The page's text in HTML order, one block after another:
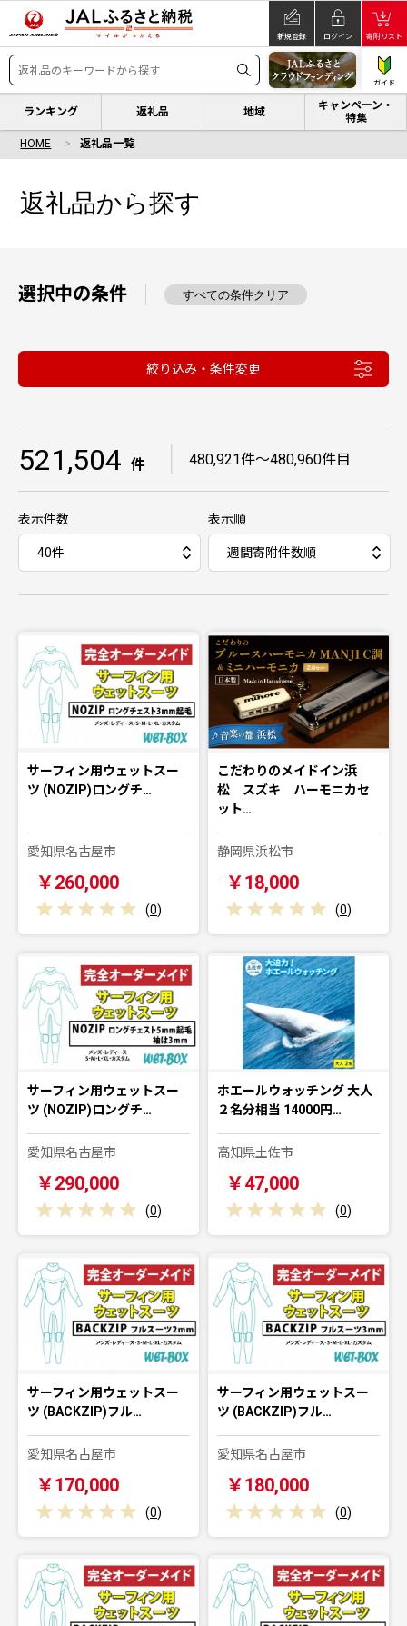
新規登録 ログイン 寄附リスト
ガイド
ランキング 返礼品 地域
キャンペーン・
特集
HOME 返礼品一覧
返礼品から探す
選択中の条件 すべての条件クリア
絞り込み・条件変更
521,504 件 480,921件〜480,960件目
表示件数 表示順
サーフィン用ウェットスー
ツ (NOZIP)ロングチ…
愛知県名古屋市
￥260,000
(0)
こだわりのメイドイン浜
松 スズキ ハーモニカセ
ット…
静岡県浜松市
￥18,000
(0)
サーフィン用ウェットスー
ツ (NOZIP)ロングチ…
愛知県名古屋市
￥290,000
(0)
ホエールウォッチング 大人
２名分相当 14000円…
高知県土佐市
￥47,000
(0)
サーフィン用ウェットスー
ツ (BACKZIP)フル…
愛知県名古屋市
￥170,000
(0)
サーフィン用ウェットスー
ツ (BACKZIP)フル…
愛知県名古屋市
￥180,000
(0)